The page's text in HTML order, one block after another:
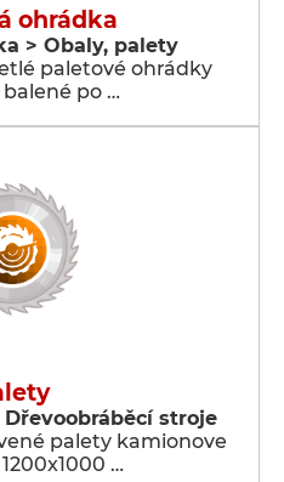
ohrádka
> Obaly, palety
paletové ohrádky
balené po …
stroje
palety kamionove
…